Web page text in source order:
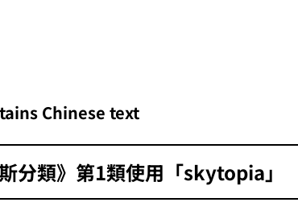
Chinese text
斯分類》第1類‌使用「skytopia」